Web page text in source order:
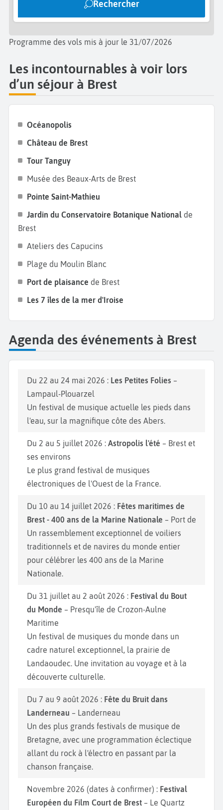
ou encore de faire une
îles de Molène ou Ouessant. Pendant votreséjour à
, goûtez les spécialités comme la crêpe au
beurre ou la saucisse de Molène. Vous ne serez pas
déçus !
Rechercher
Programme des vols mis à jour le 31/07/2026
Les incontournables à voir lors
d’un séjour à Brest
Océanopolis
Château de Brest
Tour Tanguy
Musée des Beaux-Arts de Brest
Pointe Saint-Mathieu
Jardin du Conservatoire Botanique National de
Brest
Ateliers des Capucins
Plage du Moulin Blanc
Port de plaisance de Brest
Les 7 îles de la mer d'Iroise
Agenda des événements à Brest
Du 22 au 24 mai 2026 : Les Petites Folies –
Lampaul-Plouarzel
Un festival de musique actuelle les pieds dans
l'eau, sur la magnifique côte des Abers.
Du 2 au 5 juillet 2026 : Astropolis l'été – Brest et
ses environs
Le plus grand festival de musiques
électroniques de l'Ouest de la France.
Du 10 au 14 juillet 2026 : Fêtes maritimes de
Brest - 400 ans de la Marine Nationale – Port de
Un rassemblement exceptionnel de voiliers
traditionnels et de navires du monde entier
pour célébrer les 400 ans de la Marine
Nationale.
Du 31 juillet au 2 août 2026 : Festival du Bout
du Monde – Presqu'île de Crozon-Aulne
Maritime
Un festival de musiques du monde dans un
cadre naturel exceptionnel, la prairie de
Landaoudec. Une invitation au voyage et à la
découverte culturelle.
Du 7 au 9 août 2026 : Fête du Bruit dans
Landerneau – Landerneau
Un des plus grands festivals de musique de
Bretagne, avec une programmation éclectique
allant du rock à l'électro en passant par la
chanson française.
Novembre 2026 (dates à confirmer) : Festival
Européen du Film Court de Brest – Le Quartz